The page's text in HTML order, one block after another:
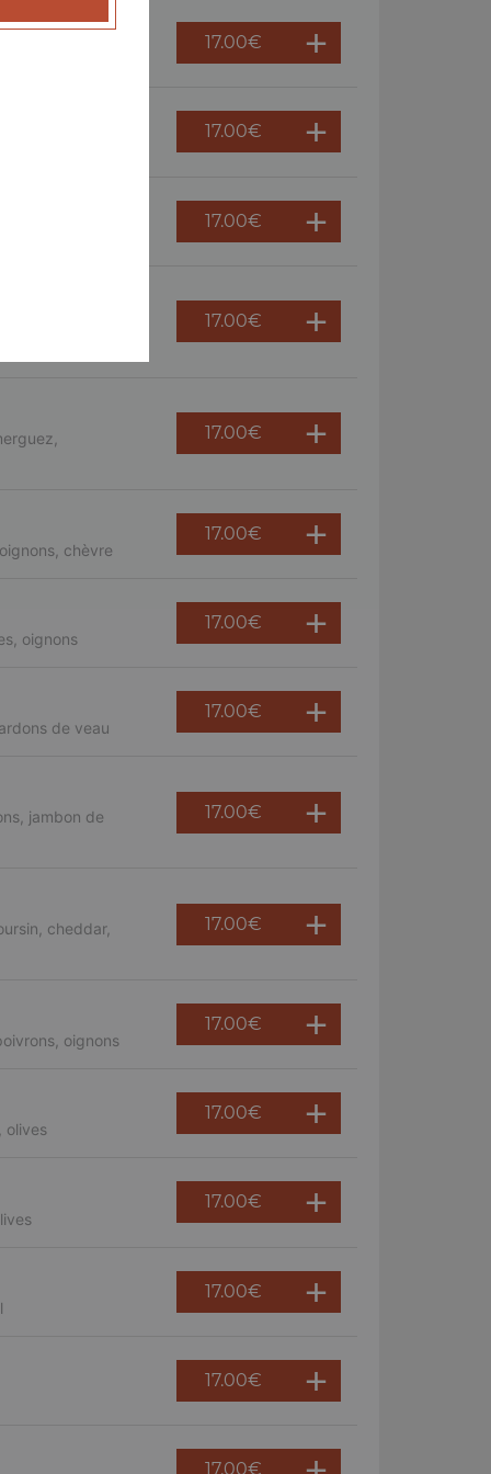
17.00€
17.00€
17.00€
17.00€
17.00€
chèvre
17.00€
oignons
17.00€
de veau
17.00€
jambon de
17.00€
cheddar,
17.00€
oignons
17.00€
olives
17.00€
17.00€
17.00€
17.00€
17.00€